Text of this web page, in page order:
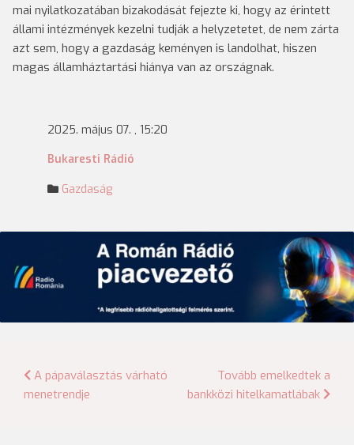
mai nyilatkozatában bizakodását fejezte ki, hogy az érintett
állami intézmények kezelni tudják a helyzetetet, de nem zárta
azt sem, hogy a gazdaság keményen is landolhat, hiszen
magas államháztartási hiánya van az országnak.
2025. május 07. , 15:20
Bukaresti Rádió
Gazdaság
Bejegyzés
navigáció
A pápaválasztás várható
menetrendje
Tovább emelkedtek a
bankközi hitelkamatlábak